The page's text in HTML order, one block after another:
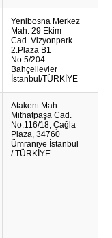
Yenibosna Merkez
Mah. 29 Ekim
Cad. Vizyonpark
2.Plaza B1
No:5/204
Bahçelievler
İstanbul/TÜRKİYE
Atakent Mah.
Mithatpaşa Cad.
No:116/18, Çağla
Plaza, 34760
Ümraniye İstanbul
/ TÜRKİYE